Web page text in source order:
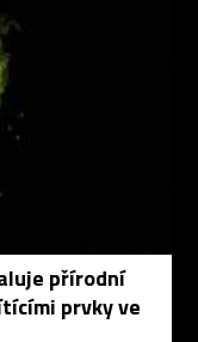
přírodní
prvky ve